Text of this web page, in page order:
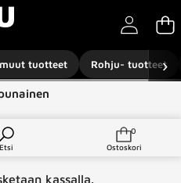
tuotteet Rohju- tuotteet
›
Etsi
0
0
Ostoskori
kassalla.